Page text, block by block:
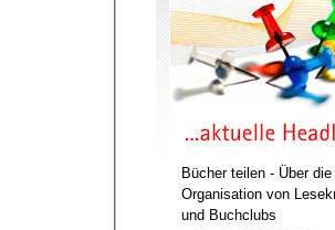
Bücher teilen - Über die
Organisation von
und Buchclubs